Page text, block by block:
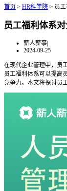
首页 > HR科学院 > 员
员工福利体系
薪人薪事|
2024-09-25
在现代企业管理中，员
员工福利体系可以提高
竞争力。本文将探讨员